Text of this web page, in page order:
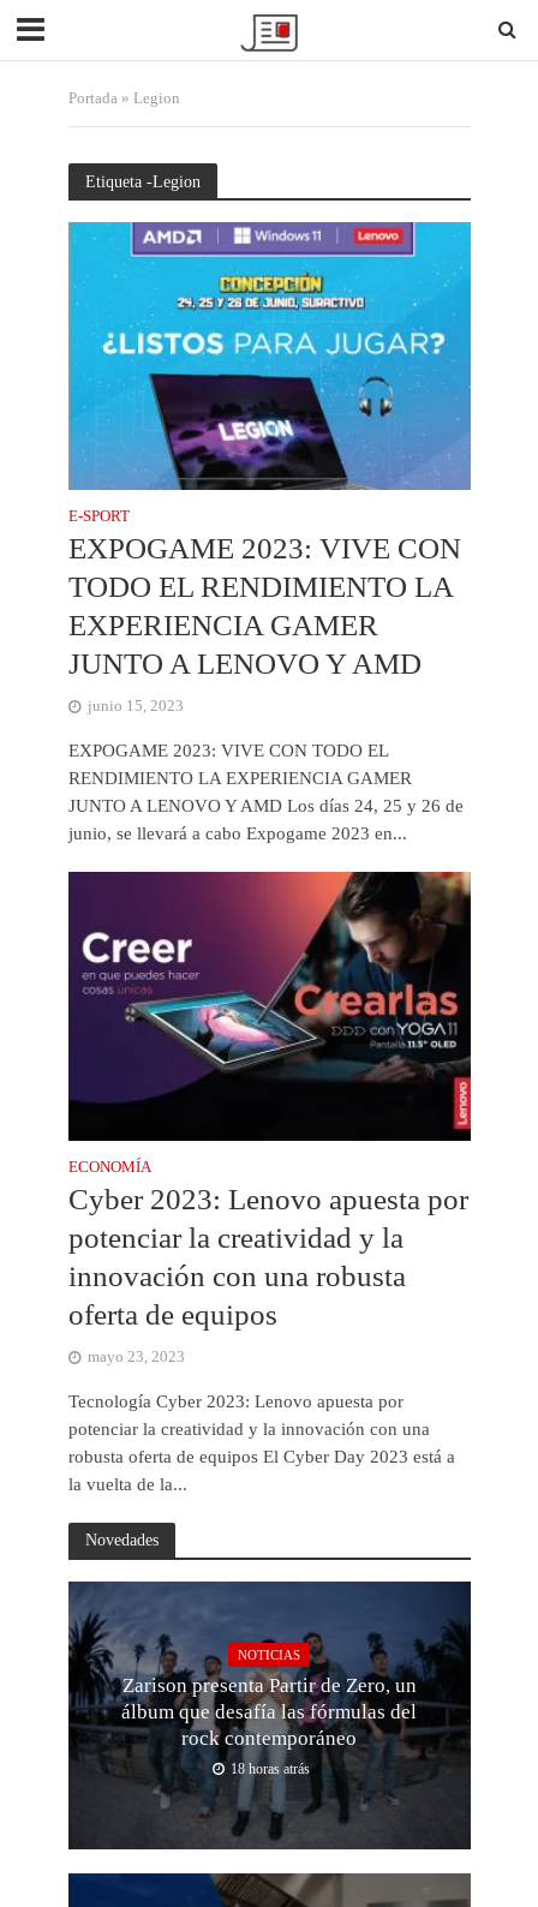
Portada» Legion
Etiqueta -Legion
E-SPORT
EXPOGAME 2023: VIVE CON
TODO EL RENDIMIENTO LA
EXPERIENCIA GAMER
JUNTO A LENOVO Y AMD
junio 15, 2023
EXPOGAME 2023: VIVE CON TODO EL
RENDIMIENTO LA EXPERIENCIA GAMER
JUNTO A LENOVO Y AMD Los días 24, 25 y 26 de
junio, se llevará a cabo Expogame 2023 en...
ECONOMÍA
Cyber 2023: Lenovo apuesta por
potenciar la creatividad y la
innovación con una robusta
oferta de equipos
mayo 23, 2023
Tecnología Cyber 2023: Lenovo apuesta por
potenciar la creatividad y la innovación con una
robusta oferta de equipos El Cyber Day 2023 está a
la vuelta de la...
Novedades
NOTICIAS
Zarison presenta Partir de Zero, un
álbum que desafía las fórmulas del
rock contemporáneo
18 horas atrás